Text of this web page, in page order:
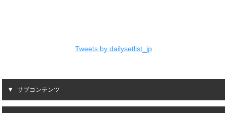
Tweets by dailysetlist_jp
サブコンテンツ